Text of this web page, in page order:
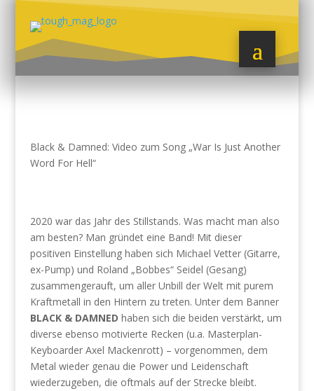
Black & Damned: Video zum Song „War Is Just Another
Word For Hell“
2020 war das Jahr des Stillstands. Was macht man also
am besten? Man gründet eine Band! Mit dieser
positiven Einstellung haben sich Michael Vetter (Gitarre,
ex-Pump) und Roland „Bobbes“ Seidel (Gesang)
zusammengerauft, um aller Unbill der Welt mit purem
Kraftmetall in den Hintern zu treten. Unter dem Banner
BLACK & DAMNED haben sich die beiden verstärkt, um
diverse ebenso motivierte Recken (u.a. Masterplan-
Keyboarder Axel Mackenrott) – vorgenommen, dem
Metal wieder genau die Power und Leidenschaft
wiederzugeben, die oftmals auf der Strecke bleibt.